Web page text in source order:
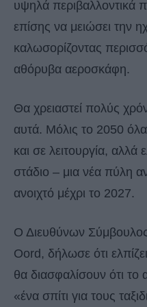
υψηλά περιβαλλοντικά
επίσης να μειώσει την
καλωσορίζοντας
αθόρυβα αεροσκάφη.
Θα χρειαστεί πολύς
αυτά. Μόλις το 2050
και σε λειτουργία, αλλά
στάδιο – μια νέα πύλη
ανοιχτό μέχρι το 2027.
Ο Διευθύνων
Oord, δήλωσε ότι
θα διασφαλίσουν ότι το
«ένα σπίτι για τους